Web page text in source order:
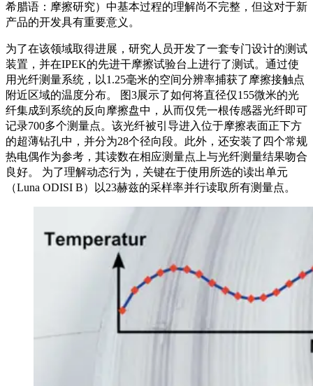
希腊语：摩擦研究）中基本过程的理解尚不完整，但这对于新
产品的开发具有重要意义。
为了在该领域取得进展，研究人员开发了一套专门设计的测试
装置，并在IPEK的先进干摩擦试验台上进行了测试。通过使
用光纤测量系统，以1.25毫米的空间分辨率捕获了摩擦接触点
附近区域的温度分布。 图3展示了如何将直径仅155微米的光
纤集成到系统的反向摩擦盘中，从而仅凭一根传感器光纤即可
记录700多个测量点。该光纤被引导进入位于摩擦表面正下方
的超薄钻孔中，并分为28个径向段。此外，还安装了四个常规
热电偶作为参考，其读数在相应测量点上与光纤测量结果吻合
良好。 为了理解动态行为，关键在于使用所选的读出单元
（Luna ODISI B）以23赫兹的采样率并行读取所有测量点。